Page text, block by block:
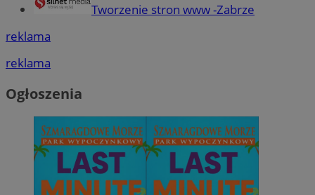
Tworzenie stron www -Zabrze
reklama
reklama
Ogłoszenia